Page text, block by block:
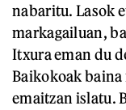
nabaritu. Lasok
markagailuan,
Itxura eman du
Baikokoak
emaitzan islatu.